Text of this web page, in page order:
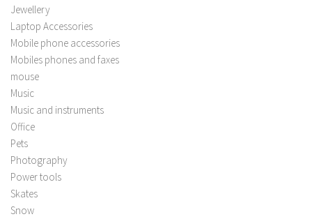
Jewellery
Laptop Accessories
Mobile phone accessories
Mobiles phones and faxes
mouse
Music
Music and instruments
Office
Pets
Photography
Power tools
Skates
Snow